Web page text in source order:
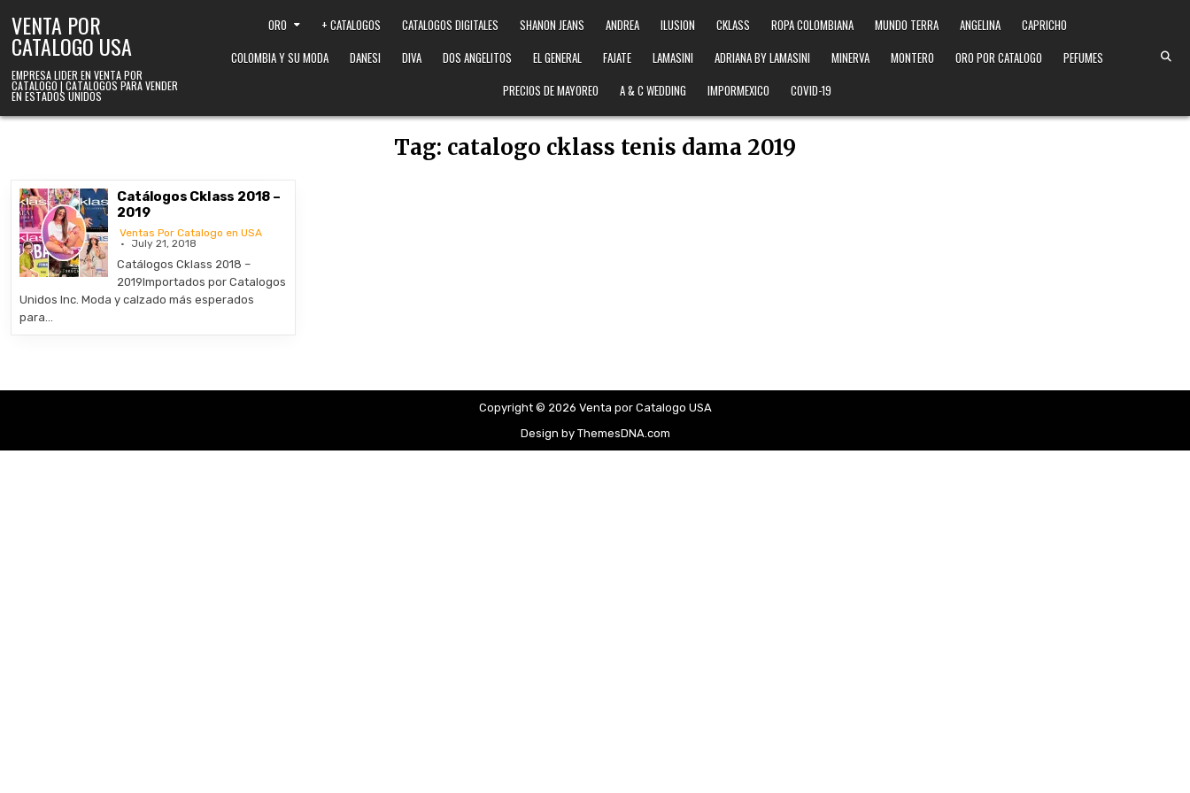
VENTA POR
CATALOGO USA
EMPRESA LIDER EN VENTA POR
CATALOGO | CATALOGOS PARA VENDER
EN ESTADOS UNIDOS
ORO + CATALOGOS CATALOGOS DIGITALES SHANON JEANS ANDREA ILUSION CKLASS ROPA COLOMBIANA MUNDO TERRA ANGELINA
CAPRICHO
COLOMBIA Y SU MODA
DANESI DIVA DOS ANGELITOS EL GENERAL FAJATE LAMASINI ADRIANA BY LAMASINI MINERVA MONTERO ORO POR CATALOGO
PEFUMES
PRECIOS DE MAYOREO
A & C WEDDING IMPORMEXICO COVID-19
Tag: catalogo cklass tenis dama 2019
Catálogos Cklass 2018 –
2019
Ventas Por Catalogo en USA
July 21, 2018
Catálogos Cklass 2018 –
2019Importados por Catalogos
Unidos Inc. Moda y calzado más esperados
para…
Copyright © 2026 Venta por Catalogo USA
Design by ThemesDNA.com